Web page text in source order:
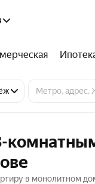
в монолитном